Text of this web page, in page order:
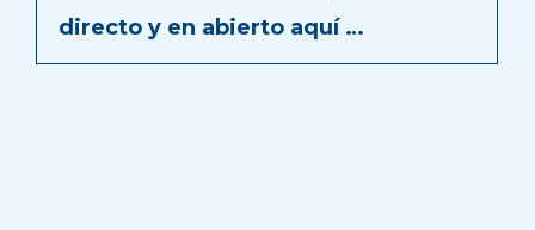
directo y en abierto aquí …